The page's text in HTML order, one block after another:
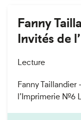
Fanny
Invités de
Lecture
Fanny Taillandier
l’Imprimerie n°6